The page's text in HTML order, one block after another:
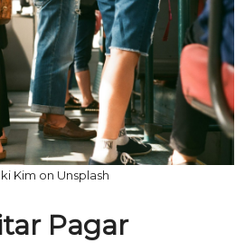
Kim on Unsplash
Pagar